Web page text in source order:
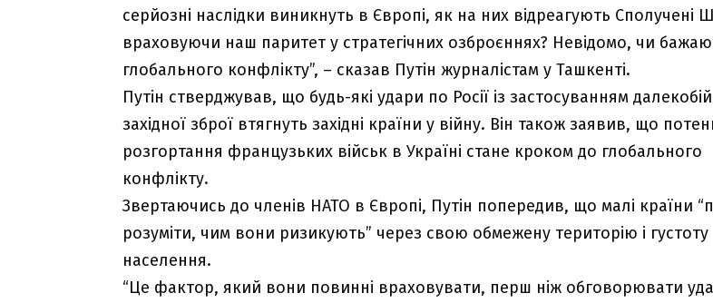
серйозні наслідки виникнуть в Європі, як на них відреагують Сполучені
враховуючи наш паритет у стратегічних озброєннях? Невідомо, чи
глобального конфлікту”, – сказав Путін журналістам у Ташкенті.
Путін стверджував, що будь-які удари по Росії із застосуванням
західної зброї втягнуть західні країни у війну. Він також заявив, що
розгортання французьких військ в Україні стане кроком до глобального
конфлікту.
Звертаючись до членів НАТО в Європі, Путін попередив, що малі країни
розуміти, чим вони ризикують” через свою обмежену територію і густоту
населення.
“Це фактор, який вони повинні враховувати, перш ніж обговорювати